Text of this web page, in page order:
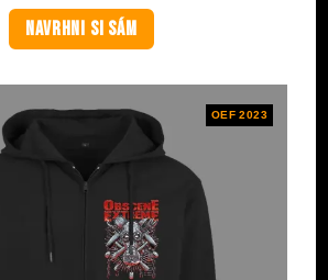
NAVRHNI SI SÁM
OEF 2023